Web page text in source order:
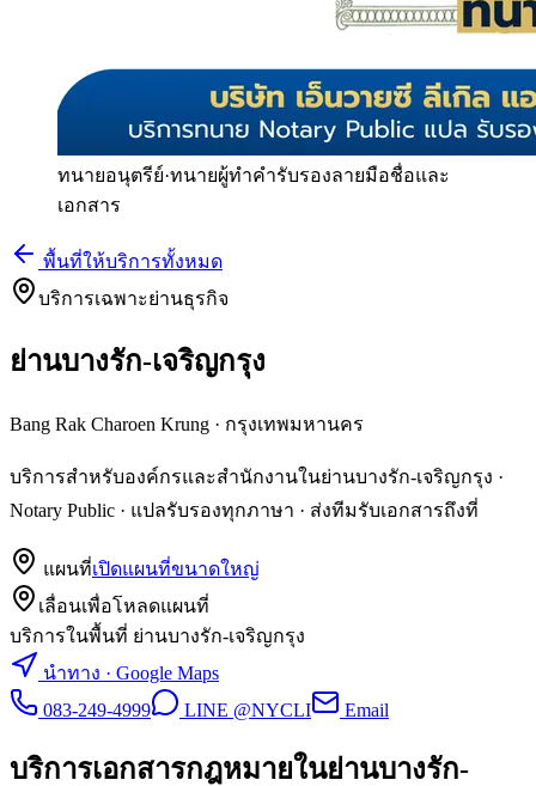
ทนายอนุตรีย์·ทนายผู้ทำคำรับรองลายมือชื่อและ
เอกสาร
พื้นที่ให้บริการทั้งหมด
บริการเฉพาะย่านธุรกิจ
ย่านบางรัก-เจริญกรุง
Bang Rak Charoen Krung · กรุงเทพมหานคร
บริการสำหรับองค์กรและสำนักงานในย่านบางรัก-เจริญกรุง ·
Notary Public · แปลรับรองทุกภาษา · ส่งทีมรับเอกสารถึงที่
แผนที่เปิดแผนที่ขนาดใหญ่
เลื่อนเพื่อโหลดแผนที่
บริการในพื้นที่ ย่านบางรัก-เจริญกรุง
นำทาง · Google Maps
083-249-4999
LINE @NYCLI Email
บริการเอกสารกฎหมายในย่านบางรัก-